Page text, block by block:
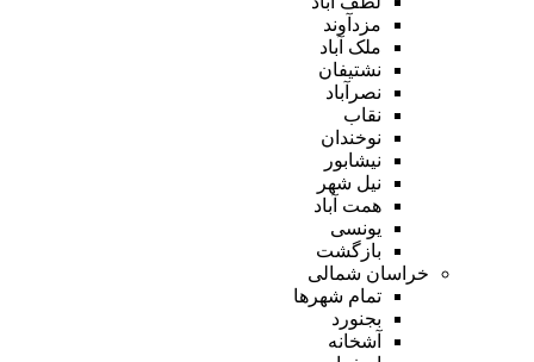
مزدآوند
ملک آباد
نشتیفان
نصرآباد
نقاب
نوخندان
نیشابور
نیل شهر
همت آباد
یونسی
بازگشت
خراسان شمالی
تمام شهر‌ها
بجنورد
آشخانه